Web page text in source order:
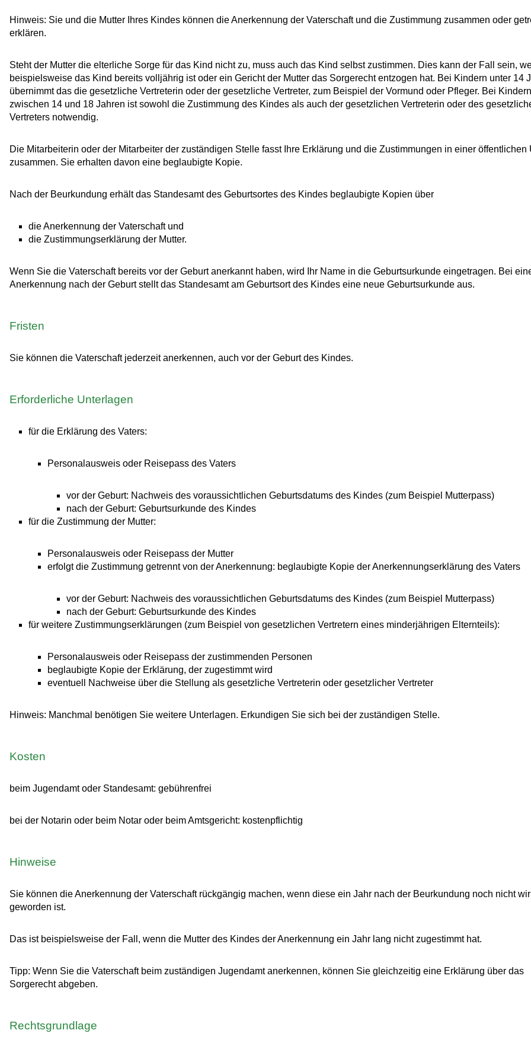
Hinweis: Sie und die Mutter Ihres Kindes können die Anerkennung der Vaterschaft und die Zustimmung zusammen oder
erklären.
Steht der Mutter die elterliche Sorge für das Kind nicht zu, muss auch das Kind selbst zustimmen. Dies kann der Fall sein,
beispielsweise das Kind bereits volljährig ist oder ein Gericht der Mutter das Sorgerecht entzogen hat. Bei Kindern unter 14
übernimmt das die gesetzliche Vertreterin oder der gesetzliche Vertreter, zum Beispiel der Vormund oder Pfleger. Bei Kindern
zwischen 14 und 18 Jahren ist sowohl die Zustimmung des Kindes als auch der gesetzlichen Vertreterin oder des
Vertreters notwendig.
Die Mitarbeiterin oder der Mitarbeiter der zuständigen Stelle fasst Ihre Erklärung und die Zustimmungen in einer öffentlichen
zusammen. Sie erhalten davon eine beglaubigte Kopie.
Nach der Beurkundung erhält das Standesamt des Geburtsortes des Kindes beglaubigte Kopien über
die Anerkennung der Vaterschaft und
die Zustimmungserklärung der Mutter.
Wenn Sie die Vaterschaft bereits vor der Geburt anerkannt haben, wird Ihr Name in die Geburtsurkunde eingetragen. Bei
Anerkennung nach der Geburt stellt das Standesamt am Geburtsort des Kindes eine neue Geburtsurkunde aus.
Fristen
Sie können die Vaterschaft jederzeit anerkennen, auch vor der Geburt des Kindes.
Erforderliche Unterlagen
für die Erklärung des Vaters:
Personalausweis oder Reisepass des Vaters
vor der Geburt: Nachweis des voraussichtlichen Geburtsdatums des Kindes (zum Beispiel Mutterpass)
nach der Geburt: Geburtsurkunde des Kindes
für die Zustimmung der Mutter:
Personalausweis oder Reisepass der Mutter
erfolgt die Zustimmung getrennt von der Anerkennung: beglaubigte Kopie der Anerkennungserklärung des Vaters
vor der Geburt: Nachweis des voraussichtlichen Geburtsdatums des Kindes (zum Beispiel Mutterpass)
nach der Geburt: Geburtsurkunde des Kindes
für weitere Zustimmungserklärungen (zum Beispiel von gesetzlichen Vertretern eines minderjährigen Elternteils):
Personalausweis oder Reisepass der zustimmenden Personen
beglaubigte Kopie der Erklärung, der zugestimmt wird
eventuell Nachweise über die Stellung als gesetzliche Vertreterin oder gesetzlicher Vertreter
Hinweis: Manchmal benötigen Sie weitere Unterlagen. Erkundigen Sie sich bei der zuständigen Stelle.
Kosten
beim Jugendamt oder Standesamt: gebührenfrei
bei der Notarin oder beim Notar oder beim Amtsgericht: kostenpflichtig
Hinweise
Sie können die Anerkennung der Vaterschaft rückgängig machen, wenn diese ein Jahr nach der Beurkundung noch nicht
geworden ist.
Das ist beispielsweise der Fall, wenn die Mutter des Kindes der Anerkennung ein Jahr lang nicht zugestimmt hat.
Tipp: Wenn Sie die Vaterschaft beim zuständigen Jugendamt anerkennen, können Sie gleichzeitig eine Erklärung über das
Sorgerecht abgeben.
Rechtsgrundlage